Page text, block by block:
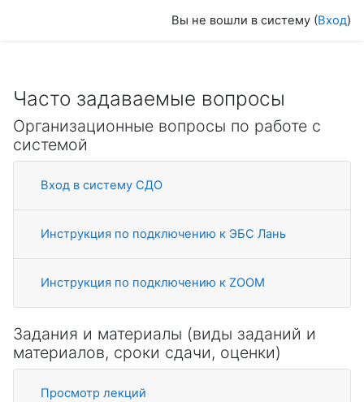
Вы не вошли в систему (Вход)
Часто задаваемые вопросы
Организационные вопросы по работе с
системой
Вход в систему СДО
Инструкция по подключению к ЭБС Лань
Инструкция по подключению к ZOOM
Задания и материалы (виды заданий и
материалов, сроки сдачи, оценки)
Просмотр лекций